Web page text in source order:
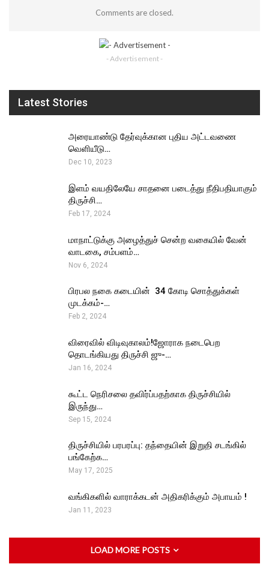
Comments are closed.
- Advertisement -
Latest Stories
அரையாண்டு தேர்வுக்கான புதிய அட்டவணை
வெளியீடு…
Dec 10, 2023
இளம் வயதிலேயே சாதனை படைத்து நீதிபதியாகும்
திருச்சி…
Feb 17, 2024
மாநாட்டுக்கு அழைத்துச் சென்ற வகையில் வேன்
வாடகை, சம்பளம்…
Nov 6, 2024
பிரபல நகை கடையின் ₹ 34 கோடி சொத்துக்கள்
முடக்கம்-…
Feb 2, 2024
விரைவில் விடிவுகாலம்!ஜோராக நடைபெற
தொடங்கியது திருச்சி ஜு-…
Jan 16, 2024
கூட்ட நெரிசலை தவிர்ப்பதற்காக திருச்சியில்
இருந்து…
Sep 15, 2024
திருச்சியில் பரபரப்பு: தந்தையின் இறுதி சடங்கில்
பங்கேற்க…
May 17, 2025
வங்கிகளில் வாராக்கடன் அதிகரிக்கும் அபாயம் !
Jan 11, 2023
LOAD MORE POSTS